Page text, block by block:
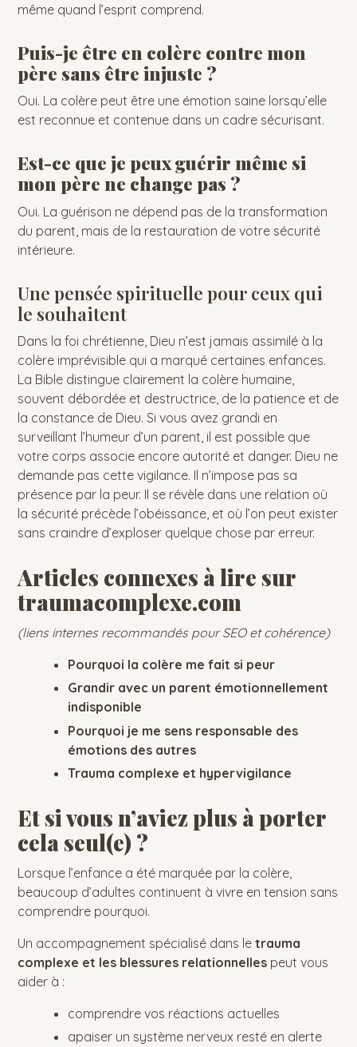
même quand l’esprit comprend.
Puis-je être en colère contre mon
père sans être injuste ?
Oui. La colère peut être une émotion saine lorsqu’elle
est reconnue et contenue dans un cadre sécurisant.
Est-ce que je peux guérir même si
mon père ne change pas ?
Oui. La guérison ne dépend pas de la transformation
du parent, mais de la restauration de votre sécurité
intérieure.
Une pensée spirituelle pour ceux qui
le souhaitent
Dans la foi chrétienne, Dieu n’est jamais assimilé à la
colère imprévisible qui a marqué certaines enfances.
La Bible distingue clairement la colère humaine,
souvent débordée et destructrice, de la patience et de
la constance de Dieu. Si vous avez grandi en
surveillant l’humeur d’un parent, il est possible que
votre corps associe encore autorité et danger. Dieu ne
demande pas cette vigilance. Il n’impose pas sa
présence par la peur. Il se révèle dans une relation où
la sécurité précède l’obéissance, et où l’on peut exister
sans craindre d’exploser quelque chose par erreur.
Articles connexes à lire sur
traumacomplexe.com
(liens internes recommandés pour SEO et cohérence)
Pourquoi la colère me fait si peur
Grandir avec un parent émotionnellement
indisponible
Pourquoi je me sens responsable des
émotions des autres
Trauma complexe et hypervigilance
Et si vous n’aviez plus à porter
cela seul(e) ?
Lorsque l’enfance a été marquée par la colère,
beaucoup d’adultes continuent à vivre en tension sans
comprendre pourquoi.
Un accompagnement spécialisé dans letrauma
complexe et les blessures relationnelles peut vous
aider à :
comprendre vos réactions actuelles
apaiser un système nerveux resté en alerte